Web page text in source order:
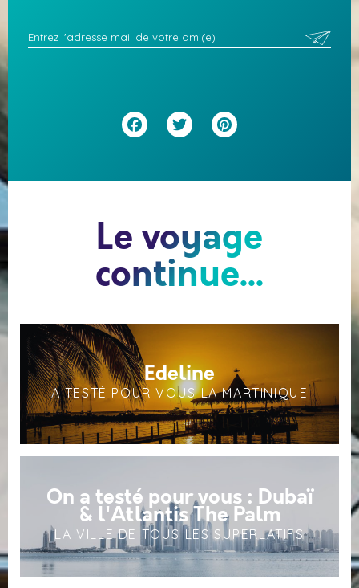
Facebook
Twitter
Le voyage
continue...
Edeline
A TESTÉ POUR VOUS LA MARTINIQUE
On a testé pour vous : Dubaï
& l'Atlantis The Palm
LA VILLE DE TOUS LES SUPERLATIFS